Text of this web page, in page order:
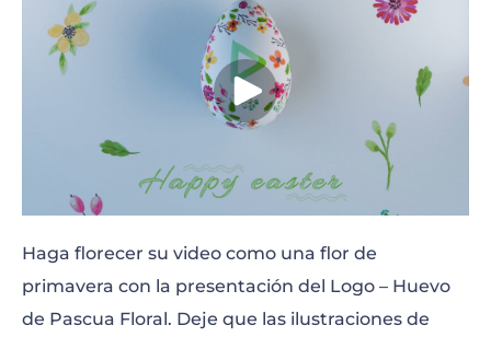
Haga florecer su video como una flor de
primavera con la presentación del Logo – Huevo
de Pascua Floral. Deje que las ilustraciones de